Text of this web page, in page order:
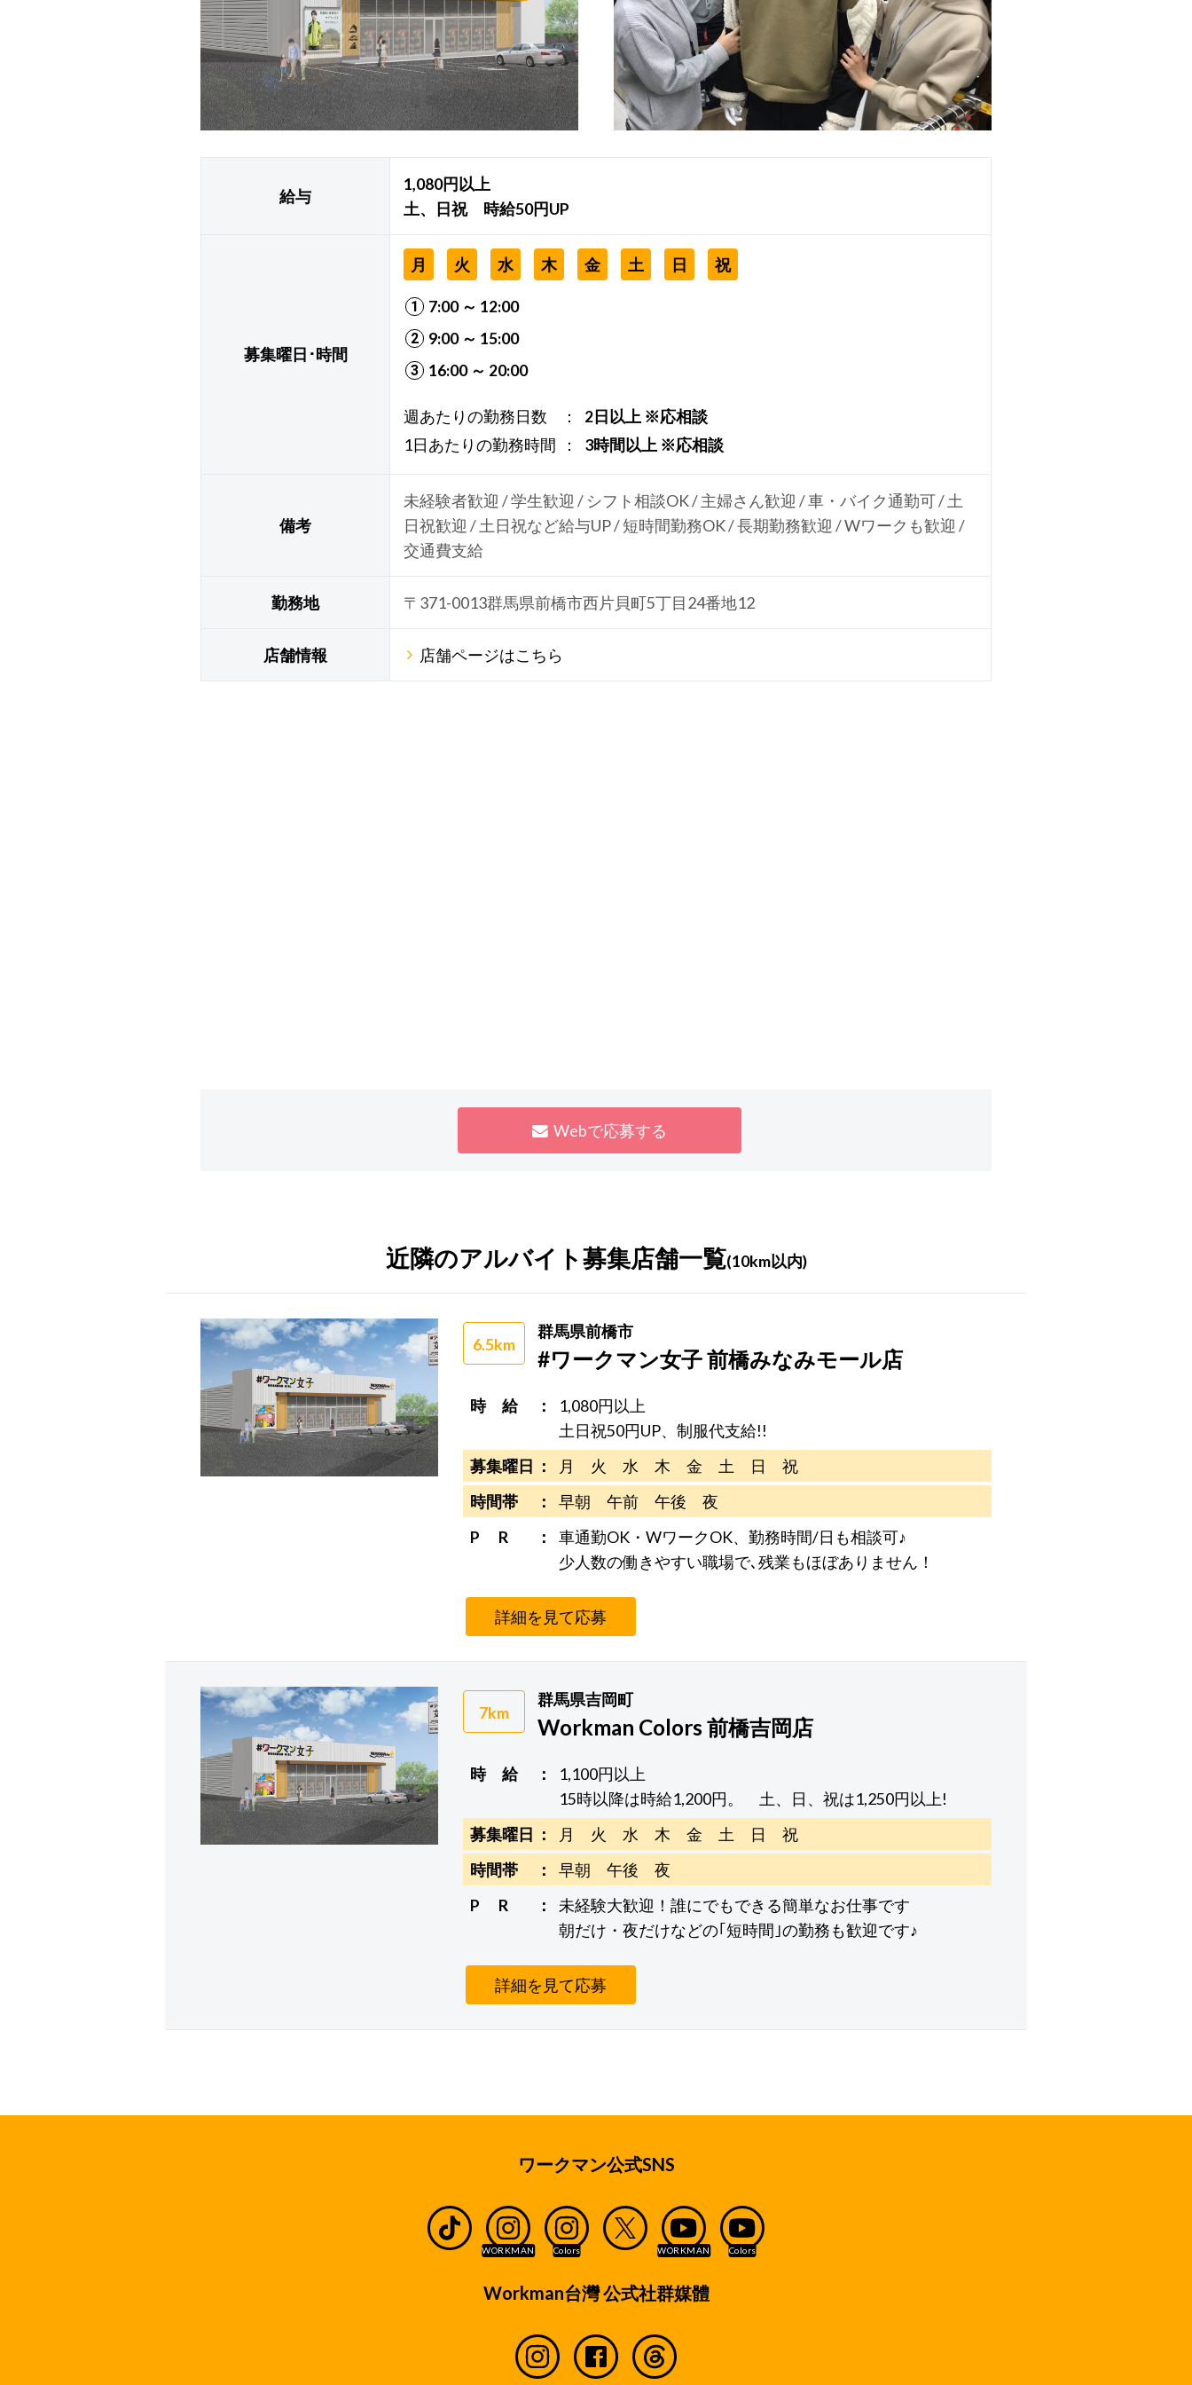
給与
1,080円以上
土、日祝 時給50円UP
募集曜日･時間
月 火 水 木 金 土 日 祝
7:00 ～ 12:00
9:00 ～ 15:00
16:00 ～ 20:00
週あたりの勤務日数
2日以上 ※応相談
1日あたりの勤務時間
3時間以上 ※応相談
備考
未経験者歓迎 / 学生歓迎 / シフト相談OK / 主婦さん歓迎 / 車・バイク通勤可 / 土
日祝歓迎 / 土日祝など給与UP / 短時間勤務OK / 長期勤務歓迎 / Wワークも歓迎 /
交通費支給
勤務地 〒371-0013群馬県前橋市西片貝町5丁目24番地12
店舗情報 店舗ページはこちら
Webで応募する
近隣のアルバイト募集店舗一覧(10km以内)
6.5km
群馬県前橋市
#ワークマン女子 前橋みなみモール店
時 給
1,080円以上
土日祝50円UP、制服代支給!!
募集曜日
月 火 水 木 金 土 日 祝
時間帯
早朝 午前 午後 夜
P R
車通勤OK・WワークOK、勤務時間/日も相談可♪
少人数の働きやすい職場で､残業もほぼありません！
詳細を見て応募
7km
群馬県吉岡町
Workman Colors 前橋吉岡店
時 給
1,100円以上
15時以降は時給1,200円。 土、日、祝は1,250円以上!
募集曜日
月 火 水 木 金 土 日 祝
時間帯
早朝 午後 夜
P R
未経験大歓迎！誰にでもできる簡単なお仕事です
朝だけ・夜だけなどの｢短時間｣の勤務も歓迎です♪
詳細を見て応募
ワークマン公式SNS
Workman台灣 公式社群媒體